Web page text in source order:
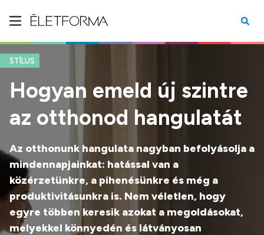
STÍLUS
Hogyan emeld új szintre
az otthonod hangulatát
Az otthonunk hangulata nagyban befolyásolja a
mindennapjainkat: hatással van a
közérzetünkre, a pihenésünkre és még a
produktivitásunkra is. Nem véletlen, hogy
egyre többen keresik azokat a megoldásokat,
melyekkel könnyedén és látványosan